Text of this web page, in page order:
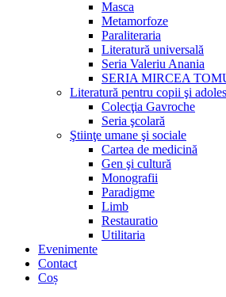
Masca
Metamorfoze
Paraliteraria
Literatură universală
Seria Valeriu Anania
SERIA MIRCEA
Literatură pentru copii şi
Colecţia Gavroche
Seria şcolară
Ştiinţe umane şi sociale
Cartea de medicină
Gen şi cultură
Monografii
Paradigme
Limb
Restauratio
Utilitaria
Evenimente
Contact
Coș